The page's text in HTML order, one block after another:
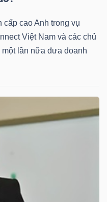
cấp cao Anh trong vụ
Việt Nam và các chủ
lần nữa đưa doanh